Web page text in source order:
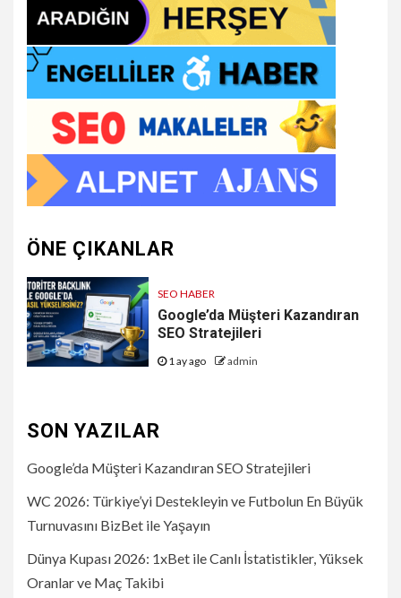
ÖNE ÇIKANLAR
SEO HABER
Google’da Müşteri Kazandıran
SEO Stratejileri
1 ay ago admin
SON YAZILAR
Google’da Müşteri Kazandıran SEO Stratejileri
WC 2026: Türkiye’yi Destekleyin ve Futbolun En Büyük
Turnuvasını BizBet ile Yaşayın
Dünya Kupası 2026: 1xBet ile Canlı İstatistikler, Yüksek
Oranlar ve Maç Takibi